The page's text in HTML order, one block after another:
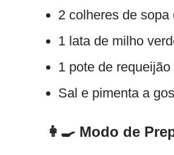
2 colheres de
1 lata de milho
1 pote de
Sal e pimenta a
👩‍🍳 Modo de